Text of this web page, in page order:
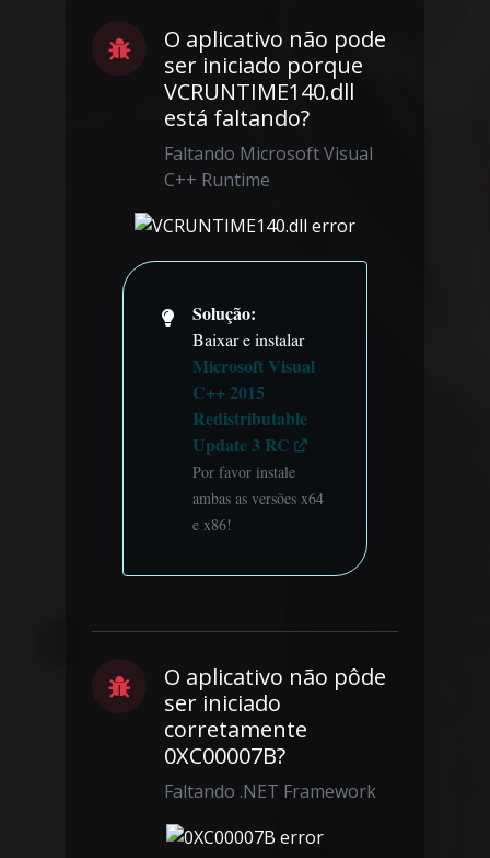
O aplicativo não pode
ser iniciado porque
VCRUNTIME140.dll
está faltando?
Faltando Microsoft Visual
C++ Runtime
Solução:
Baixar e instalar
Microsoft Visual
C++ 2015
Redistributable
Update 3 RC
Por favor instale
ambas as versões x64
e x86!
O aplicativo não pôde
ser iniciado
corretamente
0XC00007B?
Faltando .NET Framework